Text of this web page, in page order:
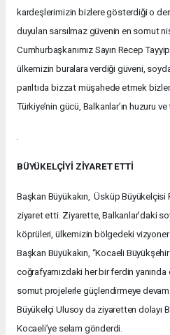
kardeşlerimizin bizlere gösterdiği o
duyulan sarsılmaz güvenin en somut
Cumhurbaşkanımız Sayın Recep
ülkemizin buralara verdiği güveni,
parıltıda bizzat müşahede etmek
Türkiye’nin gücü, Balkanlar’ın huzuru
.
BÜYÜKELÇİYİ ZİYARET ETTİ
Başkan Büyükakın, Üsküp Büyükelçisi
ziyaret etti. Ziyarette, Balkanlar’daki
köprüleri, ülkemizin bölgedeki vizyoner
Başkan Büyükakın, “Kocaeli
coğrafyamızdaki her bir ferdin yanında
somut projelerle güçlendirmeye
Büyükelçi Ulusoy da ziyaretten dolayı
Kocaeli’ye selam gönderdi.